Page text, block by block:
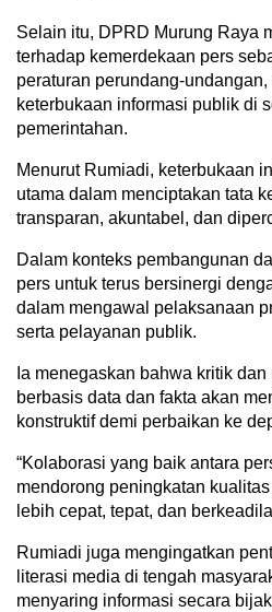
Selain itu, DPRD Murung Raya
terhadap kemerdekaan pers
peraturan perundang-
keterbukaan informasi publik di
pemerintahan.
Menurut Rumiadi, keterbukaan
utama dalam menciptakan tata
transparan, akuntabel, dan
Dalam konteks pembangunan
pers untuk terus bersinergi
dalam mengawal pelaksanaan
serta pelayanan publik.
Ia menegaskan bahwa kritik
berbasis data dan fakta akan
konstruktif demi perbaikan ke
“Kolaborasi yang baik antara
mendorong peningkatan
lebih cepat, tepat, dan
Rumiadi juga mengingatkan
literasi media di tengah
menyaring informasi secara